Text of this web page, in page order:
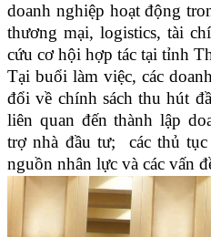
doanh nghiệp hoạt động
thương mại, logistics, tài
cứu cơ hội hợp tác tại tỉnh
Tại buổi làm việc, các
đổi về chính sách thu hút
liên quan đến thành lập
trợ nhà đầu tư; các thủ
nguồn nhân lực và các vấn